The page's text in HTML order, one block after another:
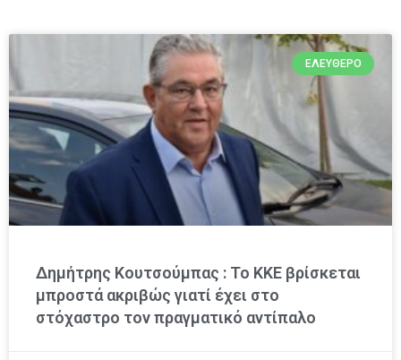
ΕΛΕΎΘΕΡΟ
Δημήτρης Κουτσούμπας : Το ΚΚΕ βρίσκεται
μπροστά ακριβώς γιατί έχει στο
στόχαστρο τον πραγματικό αντίπαλο